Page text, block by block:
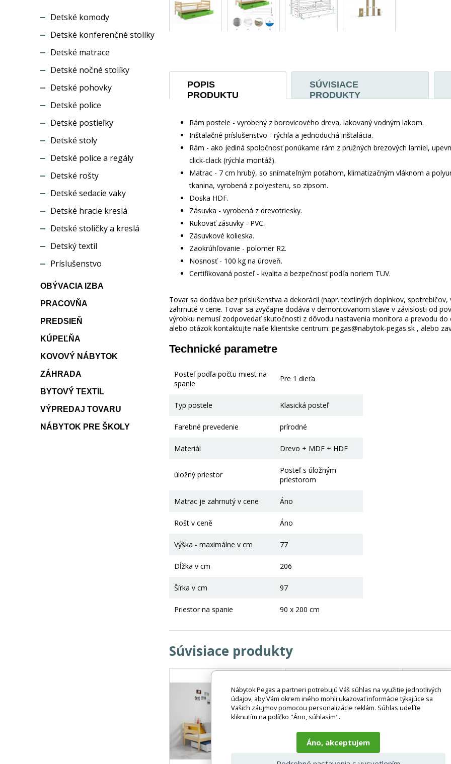
Detské komody
Detské konferenčné stolíky
Detské matrace
Detské nočné stolíky
Detské pohovky
Detské police
Detské postieľky
Detské stoly
Detské police a regály
Detské rošty
Detské sedacie vaky
Detské hracie kreslá
Detské stoličky a kreslá
Detský textil
Príslušenstvo
OBÝVACIA IZBA
PRACOVŇA
PREDSIEŇ
KÚPEĽŇA
KOVOVÝ NÁBYTOK
ZÁHRADA
BYTOVÝ TEXTIL
VÝPREDAJ TOVARU
NÁBYTOK PRE ŠKOLY
POPIS
PRODUKTU
SÚVISIACE
PRODUKTY
Rám postele - vyrobený z borovicového dreva, lakovaný vodným lakom.
Inštalačné príslušenstvo - rýchla a jednoduchá inštalácia.
Rám - ako jediná spoločnosť ponúkame rám z pružných brezových lamiel,
click-clack (rýchla montáž).
Matrac - 7 cm hrubý, so snímateľným poťahom, klimatizačným vláknom a
tkanina, vyrobená z polyesteru, so zipsom.
Doska HDF.
Zásuvka - vyrobená z drevotriesky.
Rukoväť zásuvky - PVC.
Zásuvkové kolieska.
Zaokrúhľovanie - polomer R2.
Nosnosť - 100 kg na úroveň.
Certifikovaná posteľ - kvalita a bezpečnosť podľa noriem TUV.
Tovar sa dodáva bez príslušenstva a dekorácií (napr. textilných doplnkov,
zahrnuté v cene. Tovar sa zvyčajne dodáva v demontovanom stave v závislosti od
výrobku nemusí zodpovedať skutočnosti z dôvodu nastavenia monitora a prevodu
alebo otázok kontaktujte naše klientske centrum: pegas@nabytok-pegas.sk , alebo
Technické parametre
Posteľ podľa počtu miest na
spanie
Pre 1 dieťa
Typ postele Klasická posteľ
Farebné prevedenie prírodné
Materiál Drevo + MDF + HDF
úložný priestor
Posteľ s úložným
priestorom
Matrac je zahrnutý v cene Áno
Rošt v ceně Áno
Výška - maximálne v cm 77
Dĺžka v cm 206
Šírka v cm 97
Priestor na spanie 90 x 200 cm
Súvisiace produkty
Nábytok Pegas a partneri potrebujú Váš súhlas na využitie jednotlivých
údajov, aby Vám okrem iného mohli ukazovať informácie týkajúce sa
Vašich záujmov pomocou personalizácie reklám. Súhlas udelíte
kliknutím na políčko "Áno, súhlasím".
Áno, akceptujem